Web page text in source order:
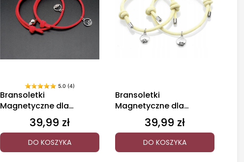
5.0 (4)
Bransoletki
Magnetyczne dla
Przyjaciółek/Par 2 sztuki
Cena
39,99 zł
DO KOSZYKA
Bransoletki
Magnetyczne dla
Przyjaciółek/Par 2 sztuki
Cena
39,99 zł
DO KOSZYKA